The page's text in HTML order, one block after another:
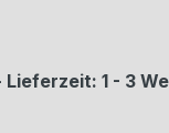
Bewertung von
Lieferzeit: 1 - 3